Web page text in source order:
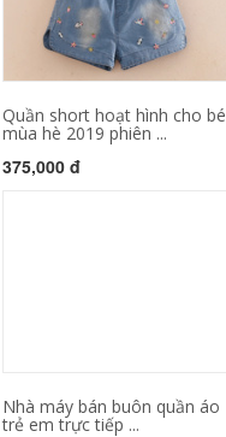
Quần short hoạt hình cho bé
mùa hè 2019 phiên ...
375,000 đ
Nhà máy bán buôn quần áo
trẻ em trực tiếp ...